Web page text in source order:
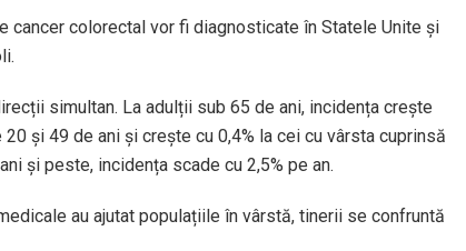
cancer colorectal vor fi diagnosticate în Statele Unite și
simultan. La adulții sub 65 de ani, incidența crește
și 49 de ani și crește cu 0,4% la cei cu vârsta cuprinsă
și peste, incidența scade cu 2,5% pe an.
au ajutat populațiile în vârstă, tinerii se confruntă